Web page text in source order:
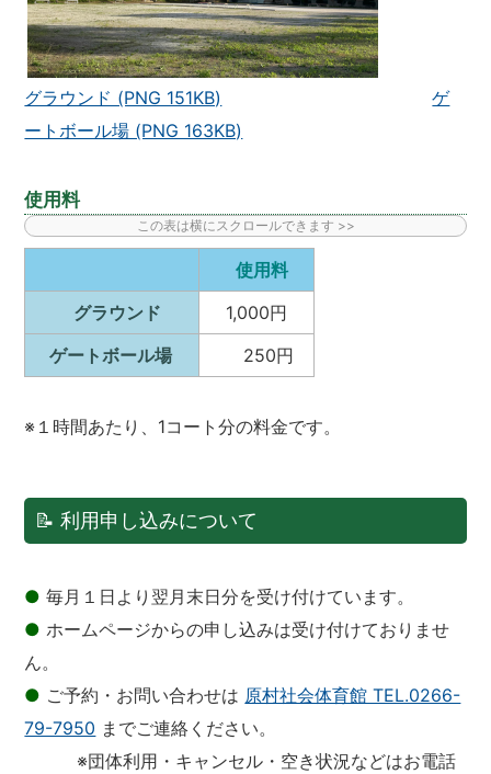
グラウンド (PNG 151KB)
ゲ
ートボール場 (PNG 163KB)
使用料
使用料
グラウンド
1,000円
ゲートボール場
250円
※１時間あたり、1コート分の料金です。
📝 利用申し込みについて
● 毎月１日より翌月末日分を受け付けています。
● ホームページからの申し込みは受け付けておりませ
ん。
● ご予約・お問い合わせは 原村社会体育館 TEL.0266-
79-7950 までご連絡ください。
※団体利用・キャンセル・空き状況などはお電話